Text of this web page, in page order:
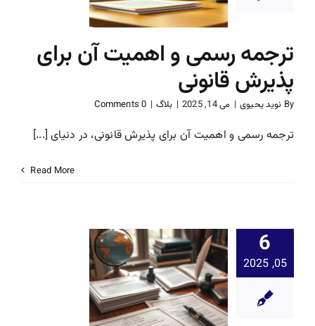
ترجمه رسمی و اهمیت آن برای
پذیرش قانونی
By نوید یحیوی | می 14, 2025 | بلاگ |
0 Comments
ترجمه رسمی و اهمیت آن برای پذیرش قانونی، در دنیای [...]
Read More
6
05, 2025